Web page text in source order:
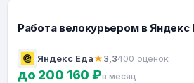
Работа велокурьером в Яндекс
Яндекс Еда★3,3400 оценок
до 200 160 ₽в месяц